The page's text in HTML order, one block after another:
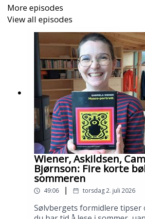
kulturhus og Bokhuset.
More episodes
View all episodes
Wiener, Askildsen,
Bjørnson: Fire korte
sommeren
49:06 | torsdag 2. juli 2026
Sølvbergets formidlere tipser